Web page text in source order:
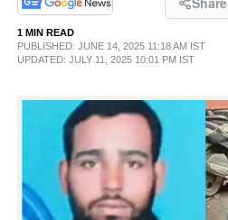
LIFESTYLE
SPIRITUAL
ART
1 MIN READ
PUBLISHED: JUNE 14, 2025 11:18 AM IST
UPDATED: JULY 11, 2025 10:01 PM IST